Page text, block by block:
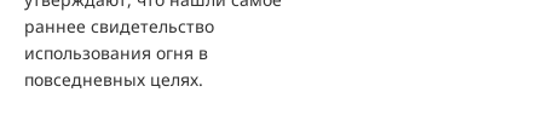
раннее свидетельство
использования огня в
повседневных целях.